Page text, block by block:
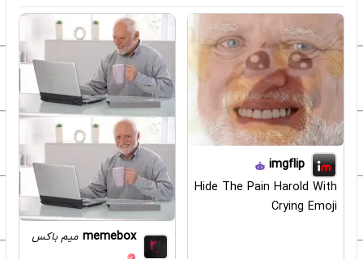
imgflip
Hide The Pain Harold With
Crying Emoji
memebox میم باکس